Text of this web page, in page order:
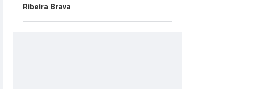
Ribeira Brava